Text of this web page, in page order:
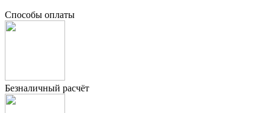
Способы оплаты
Безналичный расчёт